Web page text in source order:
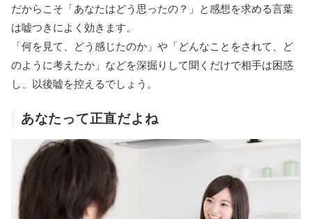
だからこそ「あなたはどう思ったの？」と感想を求める言葉
は嘘つきによく効きます。
「何を見て、どう感じたのか」や「どんなことをされて、ど
のように考えたか」などを深掘りして聞くだけで相手は困惑
し、以後嘘を控えるでしょう。
あなたって正直だよね